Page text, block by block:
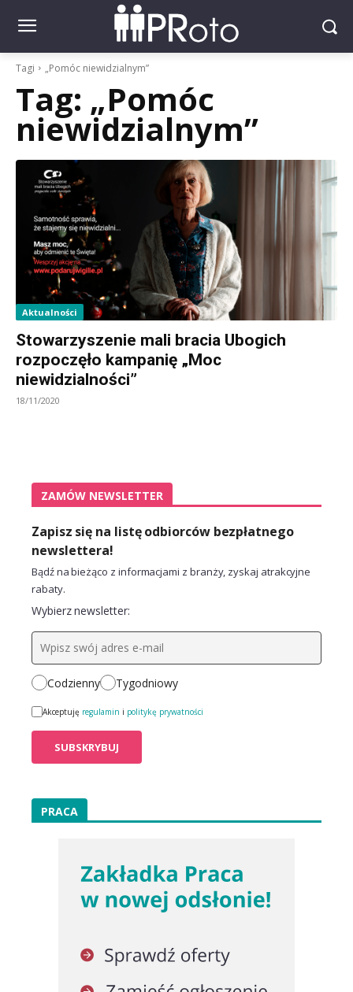
Tagi „Pomóc niewidzialnym”
Tag: „Pomóc
niewidzialnym”
Aktualności
Stowarzyszenie mali bracia Ubogich
rozpoczęło kampanię „Moc
niewidzialności”
18/11/2020
ZAMÓW NEWSLETTER
Zapisz się na listę odbiorców bezpłatnego
newslettera!
Bądź na bieżąco z informacjami z branży, zyskaj atrakcyjne
rabaty.
Wybierz newsletter:
Codzienny Tygodniowy
Akceptuję regulamin i politykę prywatności
PRACA